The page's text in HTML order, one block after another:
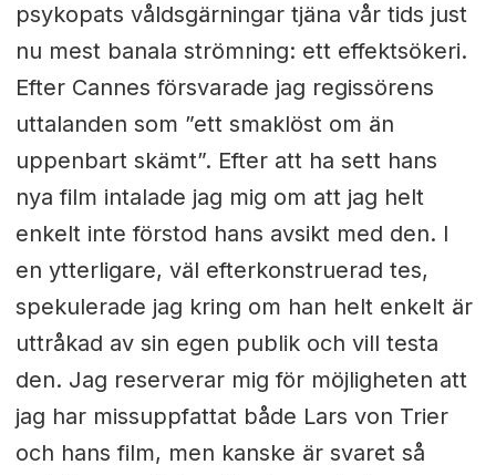
psykopats våldsgärningar tjäna vår tids just
nu mest banala strömning: ett effektsökeri.
Efter Cannes försvarade jag regissörens
uttalanden som ”ett smaklöst om än
uppenbart skämt”. Efter att ha sett hans
nya film intalade jag mig om att jag helt
enkelt inte förstod hans avsikt med den. I
en ytterligare, väl efterkonstruerad tes,
spekulerade jag kring om han helt enkelt är
uttråkad av sin egen publik och vill testa
den. Jag reserverar mig för möjligheten att
jag har missuppfattat både Lars von Trier
och hans film, men kanske är svaret så